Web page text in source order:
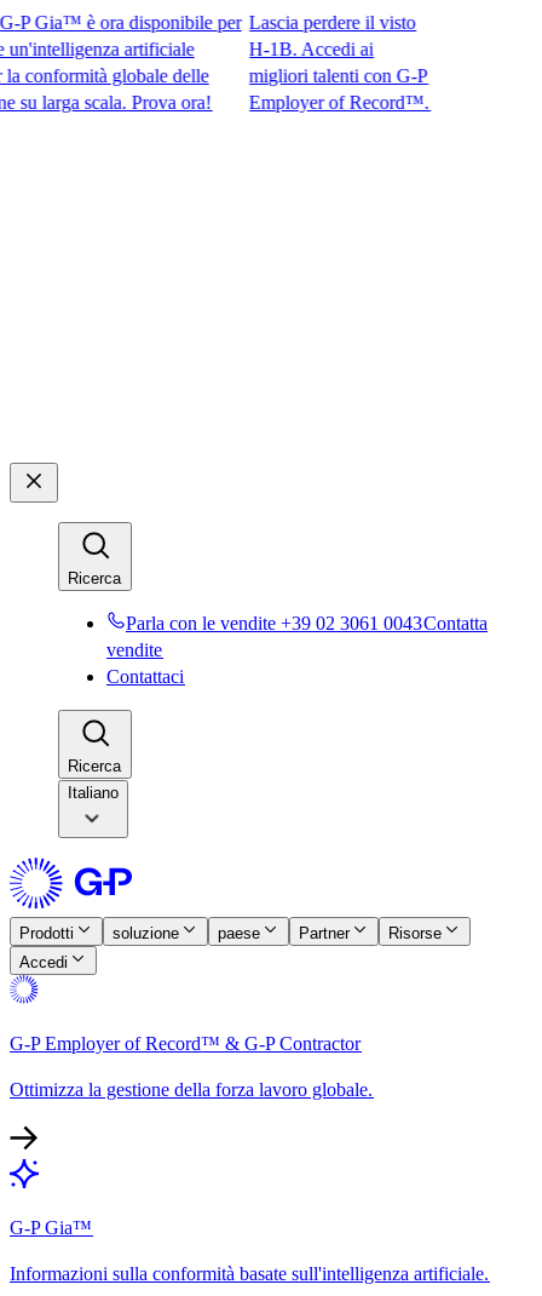
è ora disponibile per
artificiale
globale delle
larga scala. Prova ora!​​
Lascia perdere il visto
H-1B. Accedi ai
migliori talenti con G-P
Employer of Record™.​​
Ricerca​​
Parla con le vendite +39 02 3061 0043​​Contatta
vendite​​
Contattaci​​
Ricerca​​
Italiano
Prodotti​​ soluzione​​ paese​​ Partner​​
Risorse​​
Accedi​​
G-P Employer of Record™ & G-P Contractor​​
Ottimizza la gestione della forza lavoro globale.​​
G-P Gia™​​
Informazioni sulla conformità basate sull'intelligenza artificiale.​​